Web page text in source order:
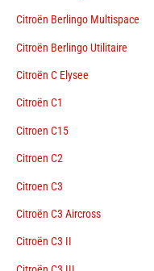
Citroën Berlingo Multispace
Citroën Berlingo Utilitaire
Citroën C Elysee
Citroën C1
Citroen C15
Citroen C2
Citroen C3
Citroën C3 Aircross
Citroën C3 II